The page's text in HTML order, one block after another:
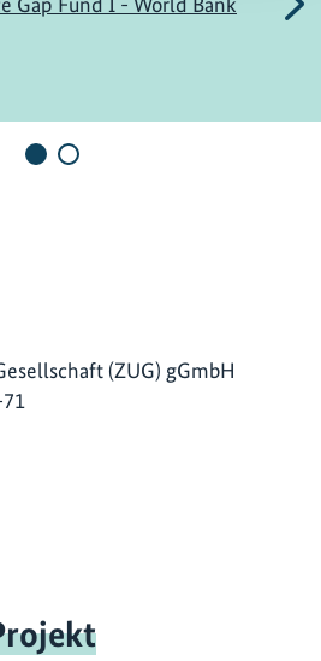
(ZUG) gGmbH